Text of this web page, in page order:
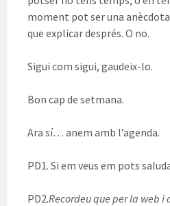
moment pot ser una
que explicar després. O no.
Sigui com sigui, gaudeix-lo.
Bon cap de setmana.
Ara sí… anem amb l’agenda.
PD1. Si em veus em pots
PD2.Recordeu que per la web i